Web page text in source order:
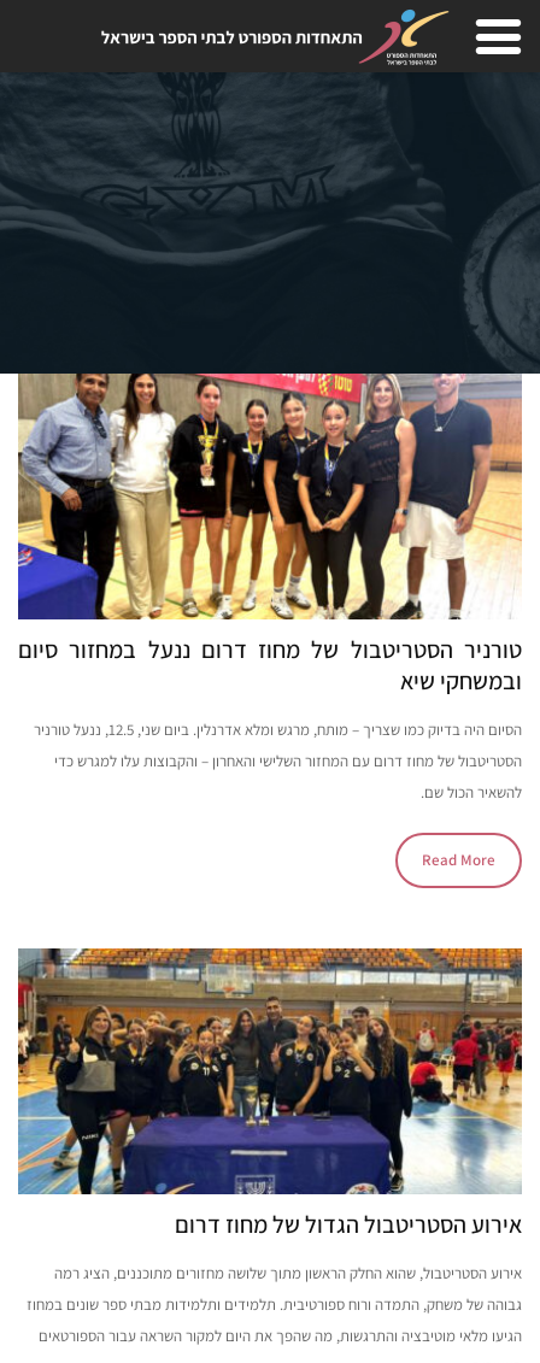
טורניר הסטריטבול של מחוז דרום ננעל במחזור סיום
ובמשחקי שיא
הסיום היה בדיוק כמו שצריך – מותח, מרגש ומלא אדרנלין. ביום שני, 12.5, ננעל טורניר
הסטריטבול של מחוז דרום עם המחזור השלישי והאחרון – והקבוצות עלו למגרש כדי
להשאיר הכול שם.
Read More
אירוע הסטריטבול הגדול של מחוז דרום
אירוע הסטריטבול, שהוא החלק הראשון מתוך שלושה מחזורים מתוכננים, הציג רמה
גבוהה של משחק, התמדה ורוח ספורטיבית. תלמידים ותלמידות מבתי ספר שונים במחוז
הגיעו מלאי מוטיבציה והתרגשות, מה שהפך את היום למקור השראה עבור הספורטאים